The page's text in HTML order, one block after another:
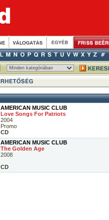
AMERICAN MUSIC CLUB
Love Songs For Patriots
2004
Promo
CD
AMERICAN MUSIC CLUB
The Golden Age
2008
CD